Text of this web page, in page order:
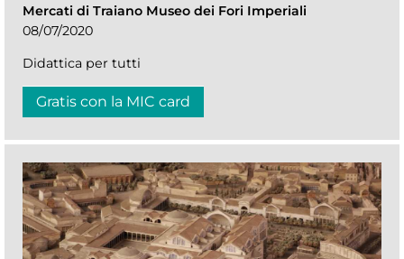
Mercati di Traiano Museo dei Fori Imperiali
08/07/2020
Didattica per tutti
Gratis con la MIC card